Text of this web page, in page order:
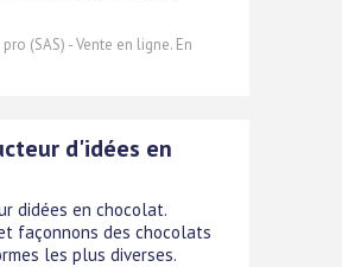
pro (SAS) - Vente en ligne. En
d'idées en
didées en chocolat.
façonnons des chocolats
les plus diverses.